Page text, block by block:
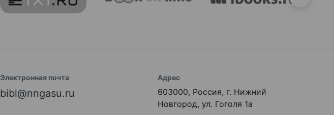
Электронная почта
bibl@nngasu.ru
Адрес
603000, Россия, г. Нижний
Новгород, ул. Гоголя 1а